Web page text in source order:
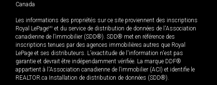
Canada
Les informations des propriétés sur ce site proviennent des inscriptions
Royal LePageMD et du service de distribution de données de l'Association
canadienne de l’immobilier (SDD®). SDD® met en référence des
inscriptions tenues par des agences immobilières autres que Royal
LePage et ses distributeurs. L'exactitude de l'information n'est pas
garantie et devrait être indépendamment vérifiée. La marque DDF®
appartient à l'Association canadienne de l’immobilier (ACI) et identifie le
REALTOR.ca Installation de distribution de données (SDD®).